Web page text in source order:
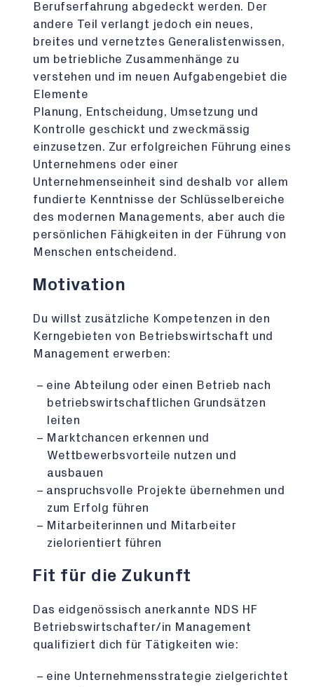
Berufserfahrung abgedeckt werden. Der
andere Teil verlangt jedoch ein neues,
breites und vernetztes Generalistenwissen,
um betriebliche Zusammenhänge zu
verstehen und im neuen Aufgabengebiet die
Elemente
Planung, Entscheidung, Umsetzung und
Kontrolle geschickt und zweckmässig
einzusetzen. Zur erfolgreichen Führung eines
Unternehmens oder einer
Unternehmenseinheit sind deshalb vor allem
fundierte Kenntnisse der Schlüsselbereiche
des modernen Managements, aber auch die
persönlichen Fähigkeiten in der Führung von
Menschen entscheidend.
Motivation
Du willst zusätzliche Kompetenzen in den
Kerngebieten von Betriebswirtschaft und
Management erwerben:
eine Abteilung oder einen Betrieb nach
betriebswirtschaftlichen Grundsätzen
leiten
Marktchancen erkennen und
Wettbewerbsvorteile nutzen und
ausbauen
anspruchsvolle Projekte übernehmen und
zum Erfolg führen
Mitarbeiterinnen und Mitarbeiter
zielorientiert führen
Fit für die Zukunft
Das eidgenössisch anerkannte NDS HF
Betriebswirtschafter/in Management
qualifiziert dich für Tätigkeiten wie:
eine Unternehmensstrategie zielgerichtet